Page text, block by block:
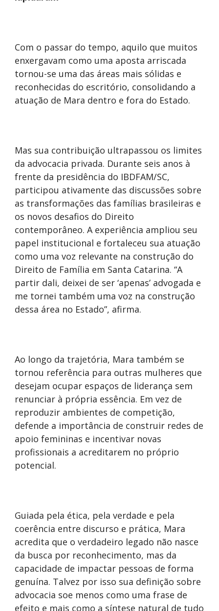
Com o passar do tempo, aquilo que muitos
enxergavam como uma aposta arriscada
tornou-se uma das áreas mais sólidas e
reconhecidas do escritório, consolidando a
atuação de Mara dentro e fora do Estado.
Mas sua contribuição ultrapassou os limites
da advocacia privada. Durante seis anos à
frente da presidência do IBDFAM/SC,
participou ativamente das discussões sobre
as transformações das famílias brasileiras e
os novos desafios do Direito
contemporâneo. A experiência ampliou seu
papel institucional e fortaleceu sua atuação
como uma voz relevante na construção do
Direito de Família em Santa Catarina. “A
partir dali, deixei de ser ‘apenas’ advogada e
me tornei também uma voz na construção
dessa área no Estado”, afirma.
Ao longo da trajetória, Mara também se
tornou referência para outras mulheres que
desejam ocupar espaços de liderança sem
renunciar à própria essência. Em vez de
reproduzir ambientes de competição,
defende a importância de construir redes de
apoio femininas e incentivar novas
profissionais a acreditarem no próprio
potencial.
Guiada pela ética, pela verdade e pela
coerência entre discurso e prática, Mara
acredita que o verdadeiro legado não nasce
da busca por reconhecimento, mas da
capacidade de impactar pessoas de forma
genuína. Talvez por isso sua definição sobre
advocacia soe menos como uma frase de
efeito e mais como a síntese natural de tudo